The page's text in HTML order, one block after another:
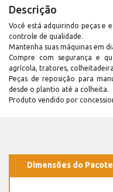
Descrição
Você está adquirindo peças e
controle de qualidade.
Mantenha suas máquinas em
Compre com segurança e
agrícola, tratores,
Peças de reposição para
desde o plantio até a colheita.
Produto vendido por
Dimensões do Pacote